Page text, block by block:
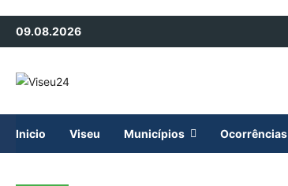
Avançar
conteúdo
09.08.2026
Inicio Viseu Municípios Ocorrências